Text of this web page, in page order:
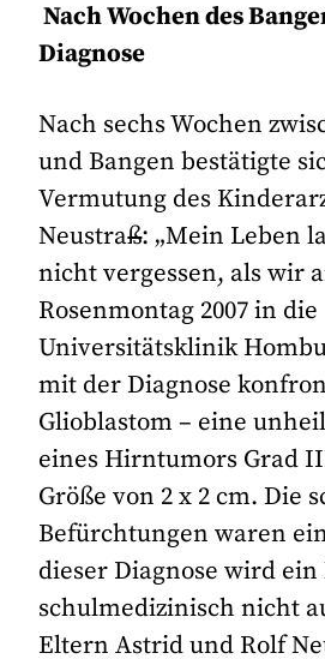
Nach Wochen des
Diagnose
Nach sechs Wochen
und Bangen bestätigte
Vermutung des
Neustraß: „Mein Leben
nicht vergessen, als wir
Rosenmontag 2007 in die
Universitätsklinik
mit der Diagnose
Glioblastom – eine
eines Hirntumors Grad
Größe von 2 x 2 cm. Die
Befürchtungen waren
dieser Diagnose wird ein
schulmedizinisch nicht
Eltern Astrid und Rolf